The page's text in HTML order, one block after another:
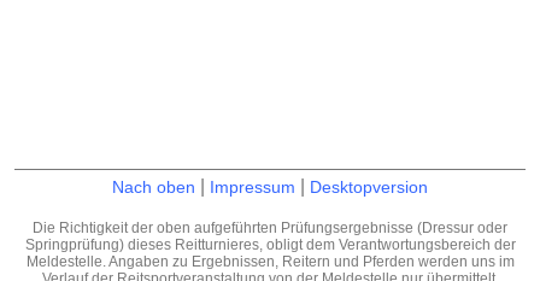
Nach oben Impressum Desktopversion
Die Richtigkeit der oben aufgeführten Prüfungsergebnisse (Dressur oder
Springprüfung) dieses Reitturnieres, obligt dem Verantwortungsbereich der
Meldestelle. Angaben zu Ergebnissen, Reitern und Pferden werden uns im